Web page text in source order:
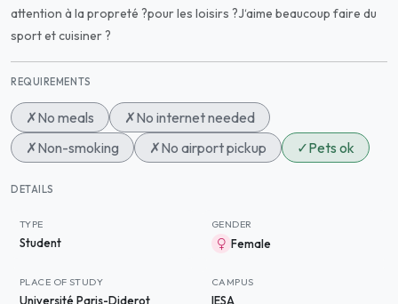
attention à la propreté ?pour les loisirs ?J‘aime beaucoup faire du
sport et cuisiner ?
REQUIREMENTS
✗No meals ✗No internet needed
✗Non-smoking ✗No airport pickup ✓Pets ok
DETAILS
TYPE
Student
GENDER
Female
PLACE OF STUDY
Université Paris-Diderot
CAMPUS
IESA